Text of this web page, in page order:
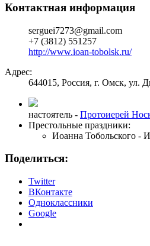
Контактная информация
serguei7273@gmail.com
+7 (3812) 551257
http://www.ioan-tobolsk.ru/
Адрес:
644015, Россия, г. Омск, ул.
настоятель - Протоиерей
Престольные праздники:
Иоанна Тобольского -
Поделиться:
Twitter
ВКонтакте
Одноклассники
Google